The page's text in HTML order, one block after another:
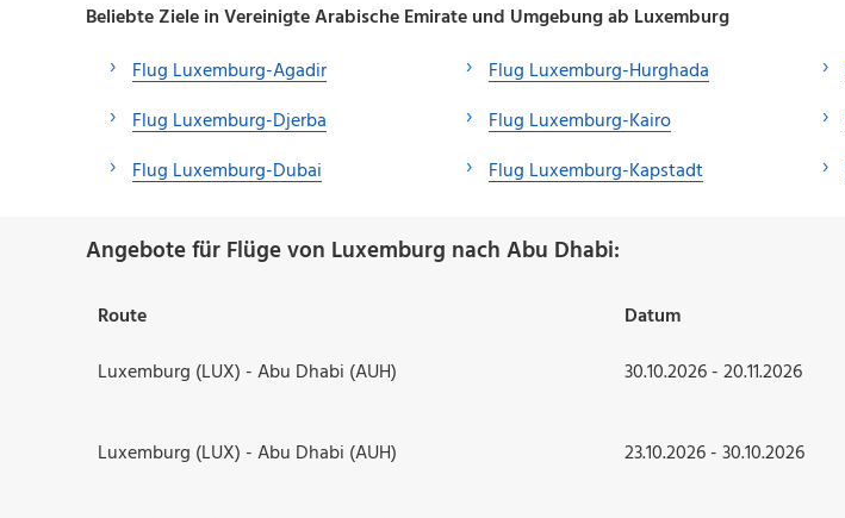
Beliebte Ziele in Vereinigte Arabische Emirate und Umgebung ab Luxemburg
Flug Luxemburg-Agadir
Flug Luxemburg-Djerba
Flug Luxemburg-Dubai
Flug Luxemburg-Hurghada
Flug Luxemburg-Kairo
Flug Luxemburg-Kapstadt
Angebote für Flüge von Luxemburg nach Abu Dhabi:
Route Datum
Luxemburg (LUX) - Abu Dhabi (AUH)
30.10.2026 - 20.11.2026
Luxemburg (LUX) - Abu Dhabi (AUH) 23.10.2026 - 30.10.2026